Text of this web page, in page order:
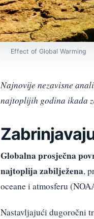
Effect of Global Warming
Najnovije nezavisne
najtoplijih godina ikada
Globalna prosječna
najtoplija zabilježena,
oceane i atmosferu
Nastavljajući dugoročni